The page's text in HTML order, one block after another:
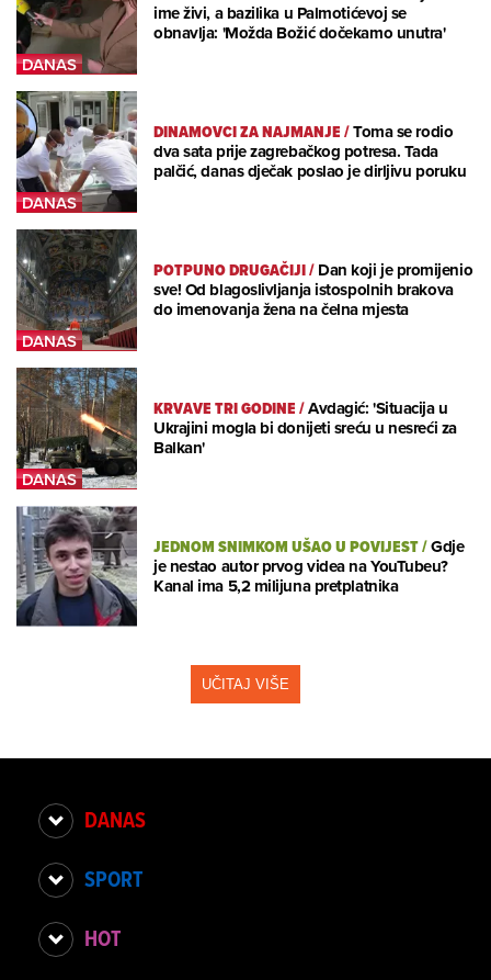
ime živi, a bazilika u Palmotićevoj se
obnavlja: 'Možda Božić dočekamo unutra'
DINAMOVCI ZA NAJMANJE/Toma se rodio
dva sata prije zagrebačkog potresa. Tada
palčić, danas dječak poslao je dirljivu poruku
POTPUNO DRUGAČIJI/Dan koji je promijenio
sve! Od blagoslivljanja istospolnih brakova
do imenovanja žena na čelna mjesta
KRVAVE TRI GODINE/Avdagić: 'Situacija u
Ukrajini mogla bi donijeti sreću u nesreći za
Balkan'
JEDNOM SNIMKOM UŠAO U POVIJEST/Gdje
je nestao autor prvog videa na YouTubeu?
Kanal ima 5,2 milijuna pretplatnika
UČITAJ VIŠE
DANAS
SPORT
HOT